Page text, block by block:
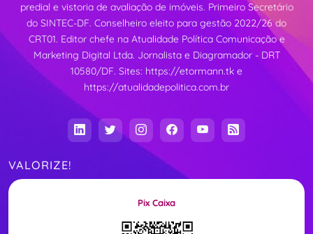
predial e vistoria de avaliação de imóveis. Primeiro Secretário
do SINTEC-DF. Conselheiro eleito para gestão 2022/26 do
CRT01. Editor chefe na Atualidade Política Comunicação e
Marketing Digital Ltda. Jornalista e Diagramador - DRT
10580/DF. Sites: https://etormann.tk e
https://atualidadepolitica.com.br
VALORIZE!
Pix Caixa